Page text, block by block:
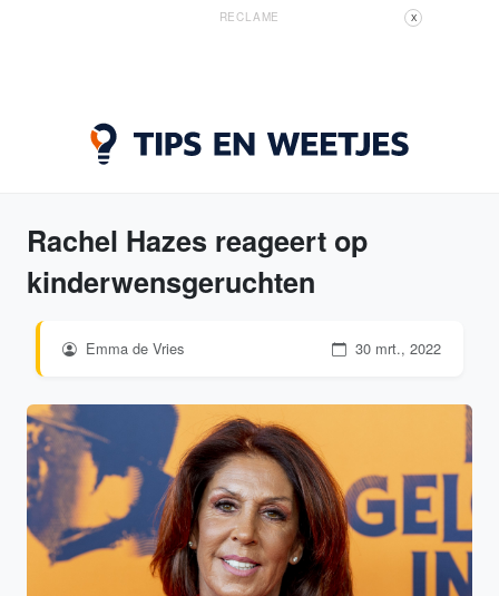
RECLAME X
Rachel Hazes reageert op
kinderwensgeruchten
Emma de Vries 30 mrt., 2022